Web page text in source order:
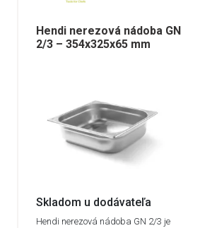
Hendi nerezová nádoba GN
2/3 – 354x325x65 mm
Skladom u dodávateľa
Hendi nerezová nádoba GN 2/3 je